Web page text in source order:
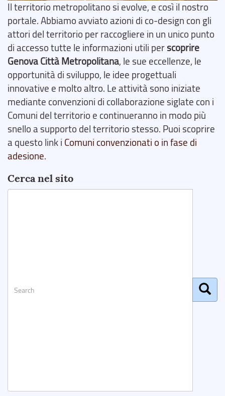
Il territorio metropolitano si evolve, e così il nostro
portale. Abbiamo avviato azioni di co-design con gli
attori del territorio per raccogliere in un unico punto
di accesso tutte le informazioni utili perscoprire
Genova Città Metropolitana, le sue eccellenze, le
opportunità di sviluppo, le idee progettuali
innovative e molto altro. Le attività sono iniziate
mediante convenzioni di collaborazione siglate con i
Comuni del territorio e continueranno in modo più
snello a supporto del territorio stesso. Puoi scoprire
a questo link i Comuni convenzionati o in fase di
adesione.
Cerca nel sito